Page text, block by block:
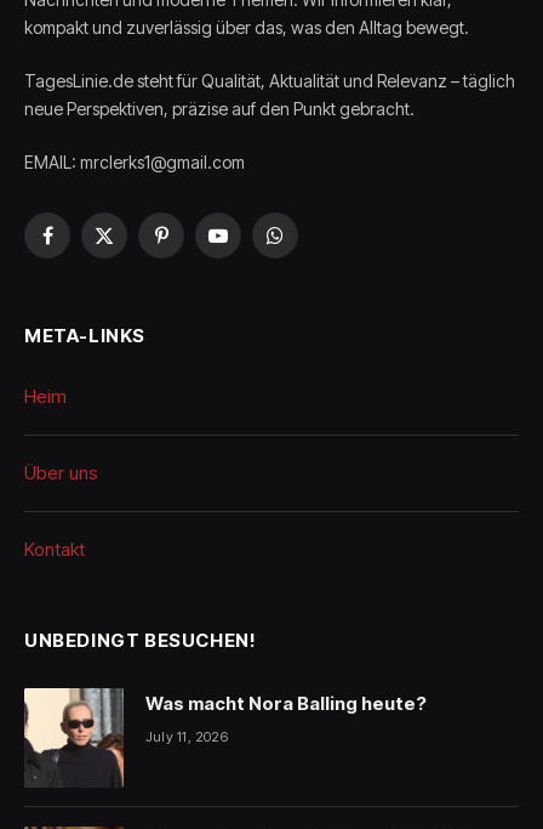
kompakt und zuverlässig über das, was den Alltag bewegt.
TagesLinie.de steht für Qualität, Aktualität und Relevanz – täglich
neue Perspektiven, präzise auf den Punkt gebracht.
EMAIL: mrclerks1@gmail.com
Facebook
X
PinterestYouTubeWhatsApp
META-LINKS
Heim
Über uns
Kontakt
UNBEDINGT BESUCHEN!
Was macht Nora Balling heute?
July 11, 2026